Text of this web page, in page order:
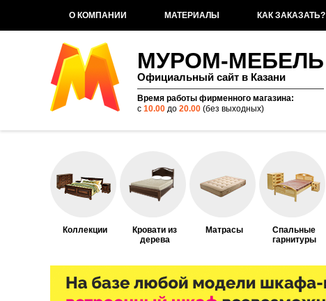
О КОМПАНИИ МАТЕРИАЛЫ КАК ЗАКАЗАТЬ?
МУРОМ-МЕБЕЛЬ
Официальный сайт в Казани
Время работы фирменного магазина:
с 10.00 до 20.00 (без выходных)
Коллекции
Кровати из
дерева
Матрасы
Спальные
гарнитуры